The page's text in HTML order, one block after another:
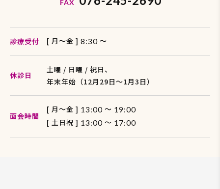
FAX
診療受付 [ 月〜金 ] 8:30 〜
休診日
土曜 / 日曜 / 祝日、
年末年始（12月29日〜1月3日）
面会時間
[ 月〜金 ] 13:00 ～ 19:00
[ 土日祝 ] 13:00 ～ 17:00